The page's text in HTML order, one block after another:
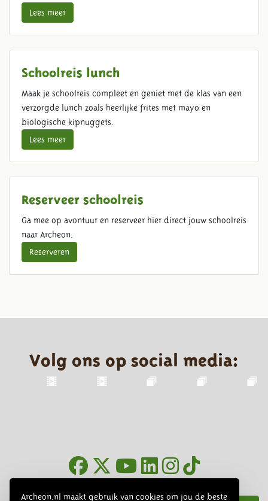
Archeon.nl maakt gebruik van cookies om jou de beste
Lees meer
Schoolreis lunch
Maak je schoolreis compleet en geniet met de klas van een
verzorgde lunch zoals heerlijke frites met mayo en
biologische kipnuggets.
Lees meer
Reserveer schoolreis
Ga mee op avontuur en reserveer hier direct jouw schoolreis
naar Archeon.
Reserveren
Volg ons op social media: